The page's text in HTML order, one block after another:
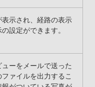
表示され、経路の表示
設定ができます。
ーをメールで送った
ァイルを出力するこ